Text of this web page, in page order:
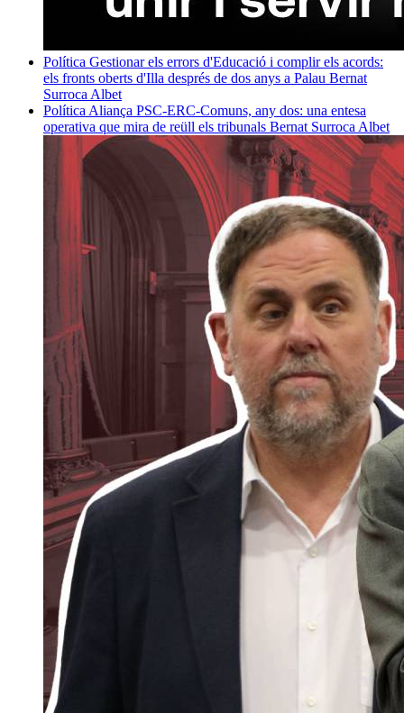
Política Gestionar els errors d'Educació i complir els acords:
els fronts oberts d'Illa després de dos anys a Palau Bernat
Surroca Albet
Política Aliança PSC-ERC-Comuns, any dos: una entesa
operativa que mira de reüll els tribunals Bernat Surroca Albet